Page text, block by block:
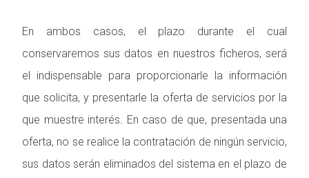
En ambos casos, el plazo durante el cual
conservaremos sus datos en nuestros ficheros, será
el indispensable para proporcionarle la información
que solicita, y presentarle la oferta de servicios por la
que muestre interés. En caso de que, presentada una
oferta, no se realice la contratación de ningún servicio,
sus datos serán eliminados del sistema en el plazo de